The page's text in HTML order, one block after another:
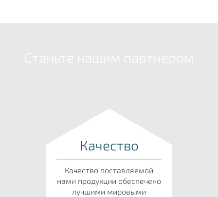
Качество
Качество поставляемой
нами продукции обеспечено
лучшими мировыми